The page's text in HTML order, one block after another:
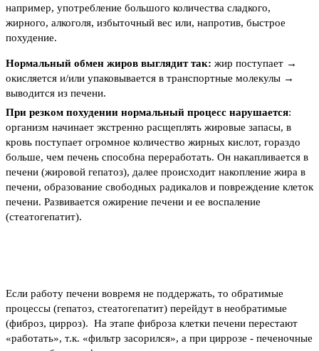
например, употребление большого количества сладкого,
жирного, алкоголя, избыточный вес или, напротив, быстрое
похудение.
Нормальный обмен жиров выглядит так: жир поступает →
окисляется и/или упаковывается в транспортные молекулы →
выводится из печени.
При резком похудении нормальный процесс нарушается:
организм начинает экстренно расщеплять жировые запасы, в
кровь поступает огромное количество жирных кислот, гораздо
больше, чем печень способна переработать. Он накапливается в
печени (жировой гепатоз), далее происходит накопление жира в
печени, образование свободных радикалов и повреждение клеток
печени. Развивается ожирение печени и ее воспаление
(стеатогепатит).
Если работу печени вовремя не поддержать, то обратимые
процессы (гепатоз, стеатогепатит) перейдут в необратимые
(фиброз, цирроз). На этапе фиброза клетки печени перестают
«работать», т.к. «фильтр засорился», а при циррозе - печеночные